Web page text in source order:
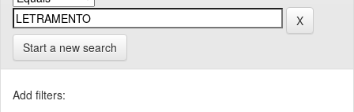
Start a new search
Add filters: